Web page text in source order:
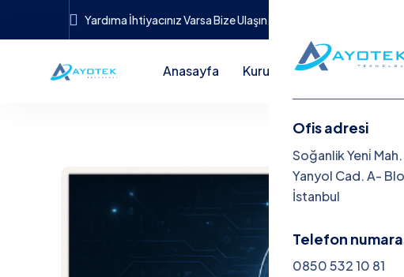
Yardıma İhtiyacınız Varsa Bize Ulaşın
Anasayfa Kurumsal
Menü
Anasayfa
Ofis adresi
Soğanlik Yeni̇
Yanyol Cad. A-
İstanbul
Telefon
0850 532 10 81